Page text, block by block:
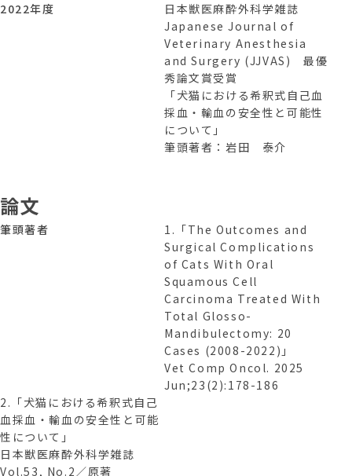
採用情報 RECRUIT
実習・見学応募 (学生向け)
実習・見学応募 (中途向け)
利用規約・プライバシーポリシー
勧誘方針
2022年度
日本獣医麻酔外科学雑誌
Japanese Journal of
Veterinary Anesthesia
and Surgery (JJVAS) 最優
秀論文賞受賞
「犬猫における希釈式自己血
採血・輸血の安全性と可能性
について」
筆頭著者：岩田 泰介
論文
筆頭著者
1.「The Outcomes and
Surgical Complications
of Cats With Oral
Squamous Cell
Carcinoma Treated With
Total Glosso-
Mandibulectomy: 20
Cases (2008-2022)」
Vet Comp Oncol. 2025
Jun;23(2):178-186
2.「犬猫における希釈式自己
血採血・輸血の安全性と可能
性について」
日本獣医麻酔外科学雑誌
Vol.53, No.2／原著